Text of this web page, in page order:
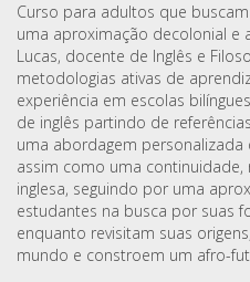
Curso para adultos que
uma aproximação decolonial e
Lucas, docente de Inglês e
metodologias ativas de
experiência em escolas
de inglês partindo de
uma abordagem
assim como uma
inglesa, seguindo por uma
estudantes na busca por suas
enquanto revisitam suas
mundo e constroem um afro-